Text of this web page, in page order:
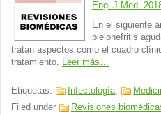
Engl J Med.
En el siguiente
pielonefritis
tratan aspectos como el cuadro
tratamiento. Leer más…
Etiquetas: Infectología,
Filed under
Revisiones